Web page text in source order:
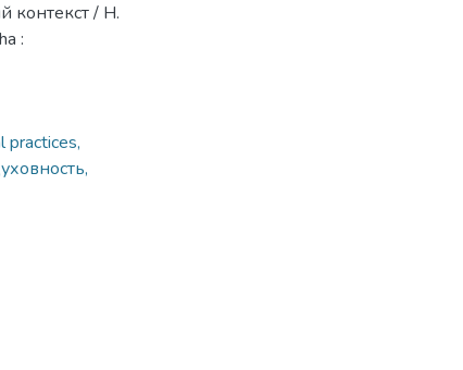
контекст / Н.
:
practices,